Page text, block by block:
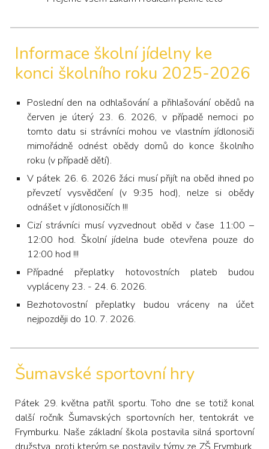
Informace školní jídelny ke
konci školního roku 2025-2026
Poslední den na odhlašování a přihlašování obědů na
červen je úterý 23. 6. 2026, v případě nemoci po
tomto datu si strávníci mohou ve vlastním jídlonosiči
mimořádně odnést obědy domů do konce školního
roku (v případě dětí).
V pátek 26. 6. 2026 žáci musí přijít na oběd ihned po
převzetí vysvědčení (v 9:35 hod), nelze si obědy
odnášet v jídlonosičích !!!
Cizí strávníci musí vyzvednout oběd v čase 11:00 –
12:00 hod. Školní jídelna bude otevřena pouze do
12:00 hod !!!
Případné přeplatky hotovostních plateb budou
vypláceny 23. - 24. 6. 2026.
Bezhotovostní přeplatky budou vráceny na účet
nejpozději do 10. 7. 2026.
Šumavské sportovní hry
Pátek 29. května patřil sportu. Toho dne se totiž konal
další ročník Šumavských sportovních her, tentokrát ve
Frymburku. Naše základní škola postavila silná sportovní